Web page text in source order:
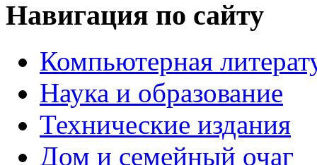
Навигация по сайту
Компьютерная
Наука и образование
Технические издания
Дом и семейный очаг